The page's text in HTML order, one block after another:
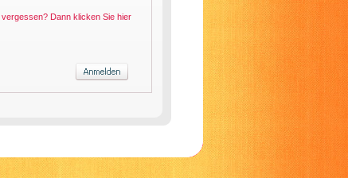
Dann klicken Sie hier